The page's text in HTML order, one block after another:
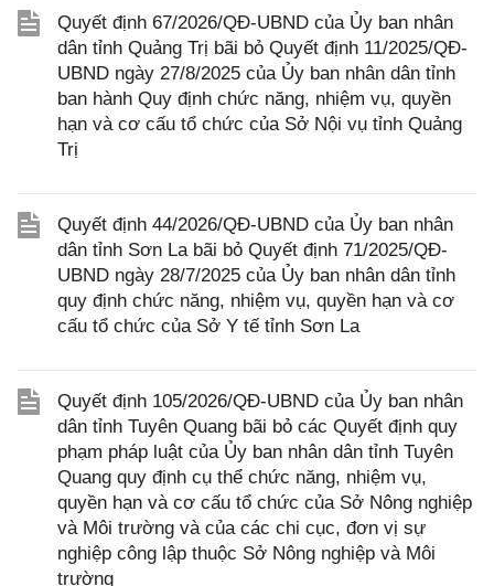
Quyết định 67/2026/QĐ-UBND của Ủy ban nhân
dân tỉnh Quảng Trị bãi bỏ Quyết định 11/2025/QĐ-
UBND ngày 27/8/2025 của Ủy ban nhân dân tỉnh
ban hành Quy định chức năng, nhiệm vụ, quyền
hạn và cơ cấu tổ chức của Sở Nội vụ tỉnh Quảng
Trị
Quyết định 44/2026/QĐ-UBND của Ủy ban nhân
dân tỉnh Sơn La bãi bỏ Quyết định 71/2025/QĐ-
UBND ngày 28/7/2025 của Ủy ban nhân dân tỉnh
quy định chức năng, nhiệm vụ, quyền hạn và cơ
cấu tổ chức của Sở Y tế tỉnh Sơn La
Quyết định 105/2026/QĐ-UBND của Ủy ban nhân
dân tỉnh Tuyên Quang bãi bỏ các Quyết định quy
phạm pháp luật của Ủy ban nhân dân tỉnh Tuyên
Quang quy định cụ thể chức năng, nhiệm vụ,
quyền hạn và cơ cấu tổ chức của Sở Nông nghiệp
và Môi trường và của các chi cục, đơn vị sự
nghiệp công lập thuộc Sở Nông nghiệp và Môi
trường